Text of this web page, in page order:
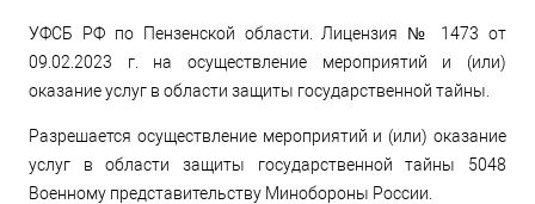
УФСБ РФ по Пензенской области. Лицензия № 1473 от
09.02.2023 г. на осуществление мероприятий и (или)
оказание услуг в области защиты государственной тайны.
Разрешается осуществление мероприятий и (или) оказание
услуг в области защиты государственной тайны 5048
Военному представительству Минобороны России.